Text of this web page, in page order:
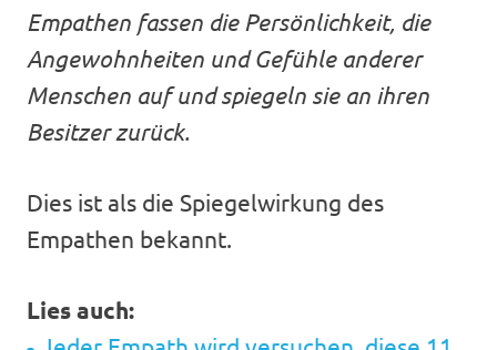
Empathen fassen die Persönlichkeit, die
Angewohnheiten und Gefühle anderer
Menschen auf und spiegeln sie an ihren
Besitzer zurück.
Dies ist als die Spiegelwirkung des
Empathen bekannt.
Lies auch: